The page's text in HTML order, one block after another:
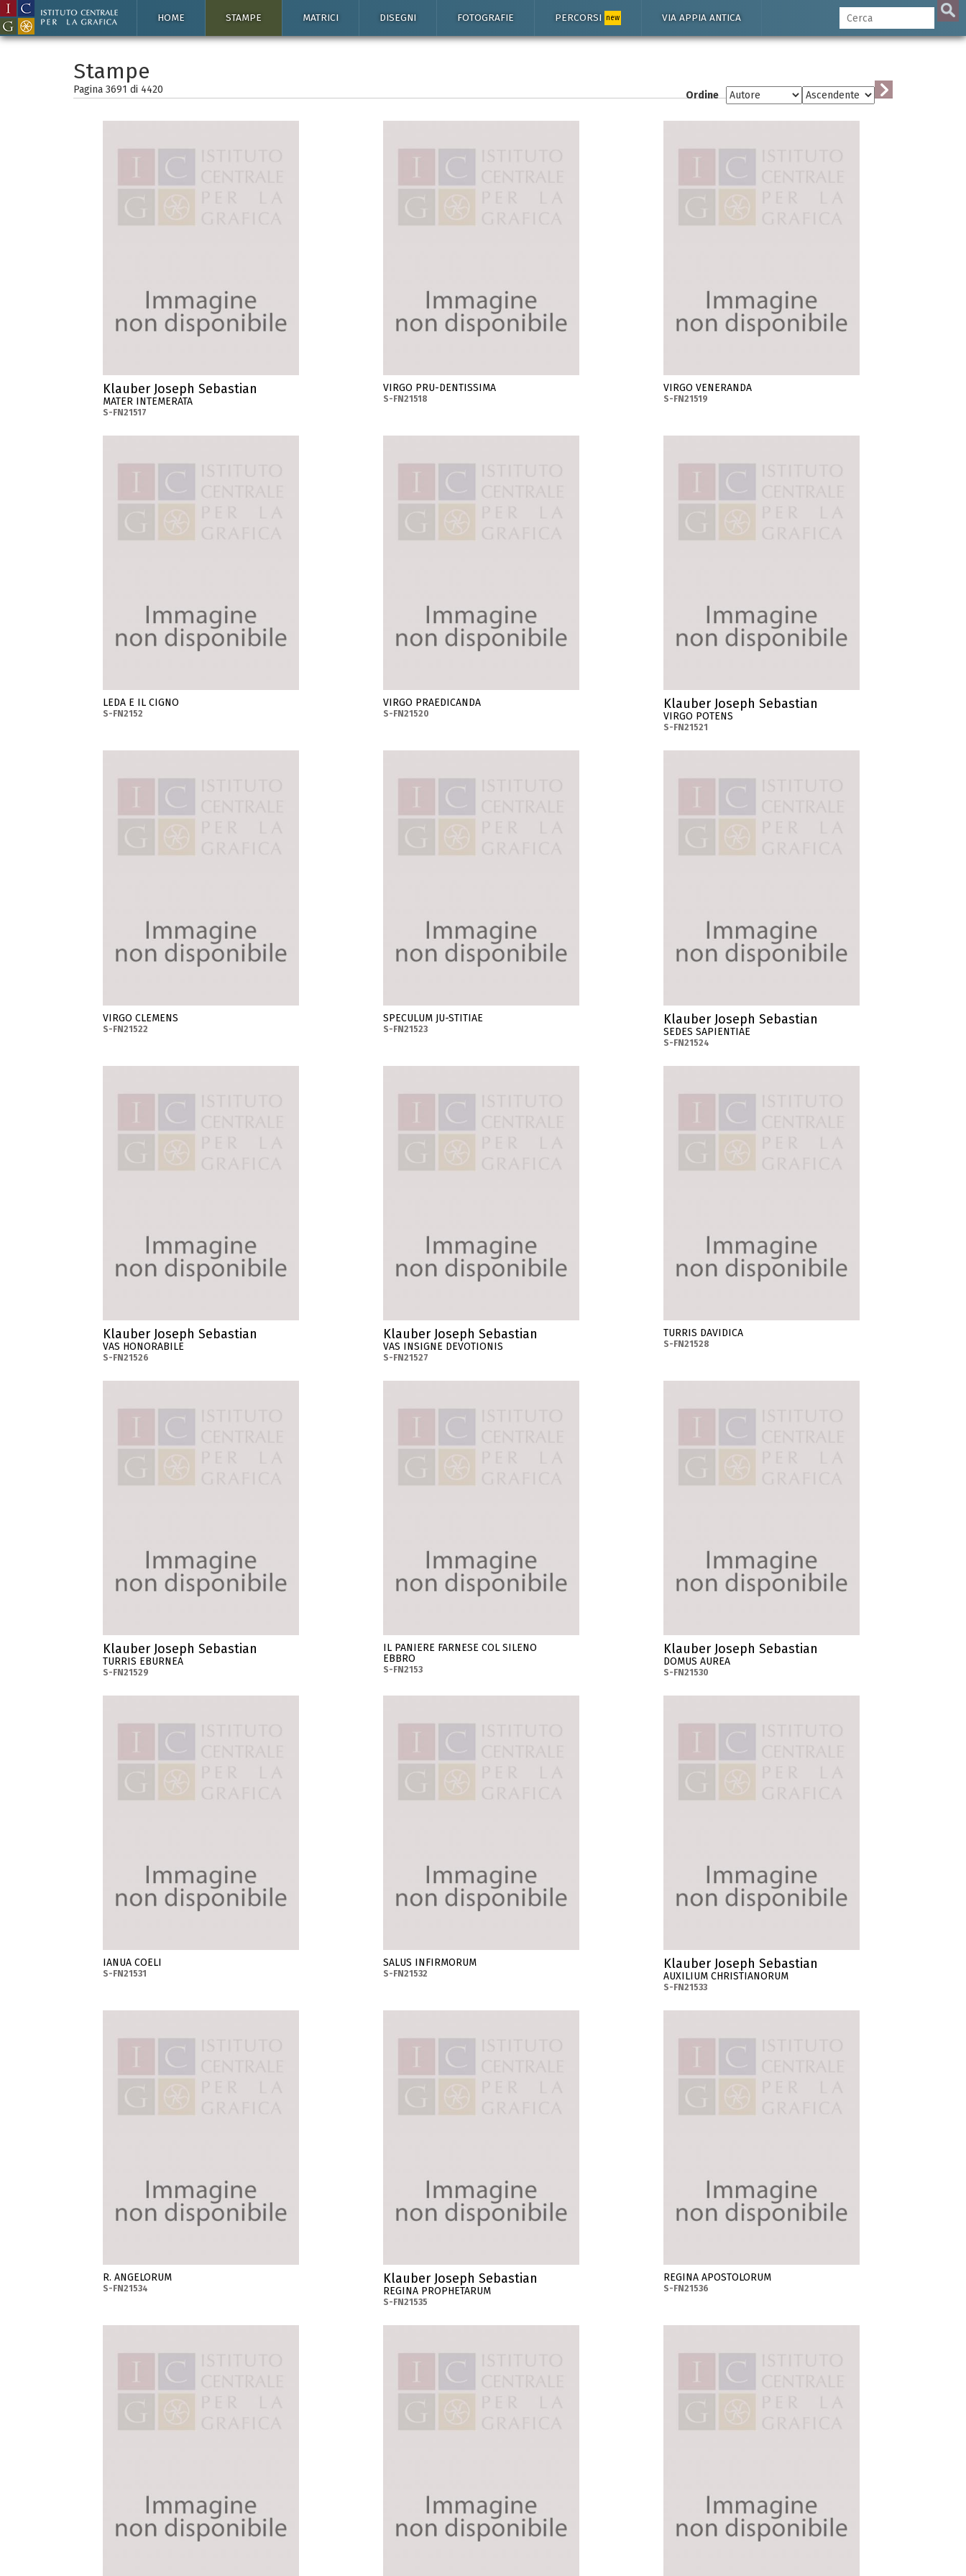
HOME STAMPE MATRICI DISEGNI FOTOGRAFIE PERCORSI new VIA APPIA ANTICA
Stampe
Pagina 3691 di 4420 Ordine
Klauber Joseph Sebastian
MATER INTEMERATA
S-FN21517
VIRGO PRU-DENTISSIMA
S-FN21518
VIRGO VENERANDA
S-FN21519
LEDA E IL CIGNO
S-FN2152
VIRGO PRAEDICANDA
S-FN21520
Klauber Joseph Sebastian
VIRGO POTENS
S-FN21521
VIRGO CLEMENS
S-FN21522
SPECULUM JU-STITIAE
S-FN21523
Klauber Joseph Sebastian
SEDES SAPIENTIAE
S-FN21524
Klauber Joseph Sebastian
VAS HONORABILE
S-FN21526
Klauber Joseph Sebastian
VAS INSIGNE DEVOTIONIS
S-FN21527
TURRIS DAVIDICA
S-FN21528
Klauber Joseph Sebastian
TURRIS EBURNEA
S-FN21529
IL PANIERE FARNESE COL SILENO
EBBRO
S-FN2153
Klauber Joseph Sebastian
DOMUS AUREA
S-FN21530
IANUA COELI
S-FN21531
SALUS INFIRMORUM
S-FN21532
Klauber Joseph Sebastian
AUXILIUM CHRISTIANORUM
S-FN21533
R. ANGELORUM
S-FN21534
Klauber Joseph Sebastian
REGINA PROPHETARUM
S-FN21535
REGINA APOSTOLORUM
S-FN21536